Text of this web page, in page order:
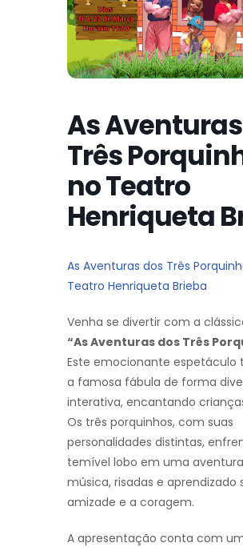
As
Três
no Teatro
Henriqueta
As Aventuras dos Três
Teatro Henriqueta Brieba
Venha se divertir com a
“As Aventuras dos Três
Este emocionante espetáculo
a famosa fábula de forma
interativa, encantando
Os três porquinhos, com suas
personalidades distintas,
temível lobo em uma
música, risadas e aprendizado
amizade e a coragem.
A apresentação conta com